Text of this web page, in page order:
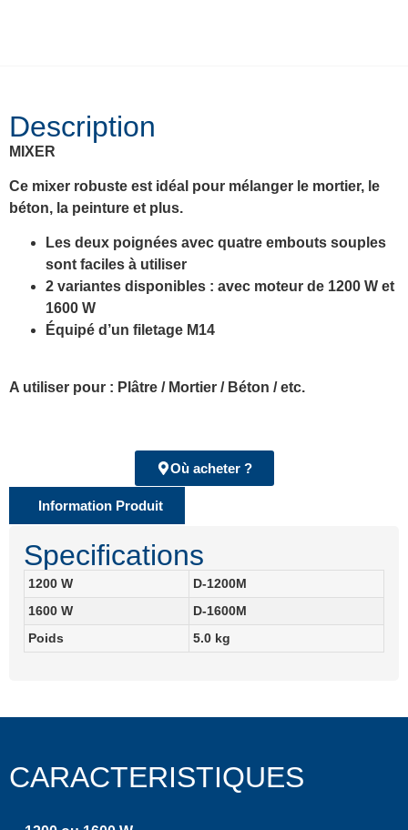
Description
MIXER
Ce mixer robuste est idéal pour mélanger le mortier, le
béton, la peinture et plus.
Les deux poignées avec quatre embouts souples
sont faciles à utiliser
2 variantes disponibles : avec moteur de 1200 W et
1600 W
Équipé d’un filetage M14
A utiliser pour : Plâtre / Mortier / Béton / etc.
Où acheter ?
Information Produit
Specifications
1200 W
D-1200M
1600 W
D-1600M
Poids
5.0 kg
CARACTERISTIQUES